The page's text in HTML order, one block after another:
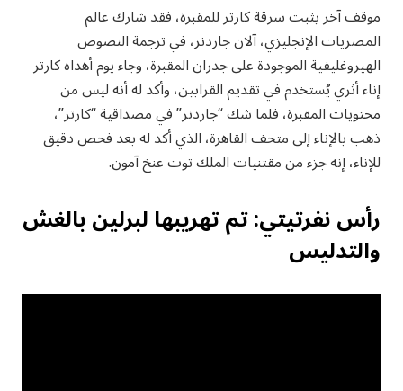
موقف آخر يثبت سرقة كارتر للمقبرة، فقد شارك عالم
المصريات الإنجليزي، آلان جاردنر، في ترجمة النصوص
الهيروغليفية الموجودة على جدران المقبرة، وجاء يوم أهداه كارتر
إناء أثري يُستخدم في تقديم القرابين، وأكد له أنه ليس من
محتويات المقبرة، فلما شك “جاردنر” في مصداقية “كارتر”،
ذهب بالإناء إلى متحف القاهرة، الذي أكد له بعد فحص دقيق
للإناء، إنه جزء من مقتنيات الملك توت عنخ آمون.
رأس نفرتيتي: تم تهريبها لبرلين بالغش
والتدليس